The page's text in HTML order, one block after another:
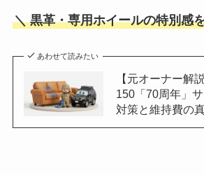
＼ 黒革・専用ホイールの特別感
あわせて読みたい
【元オーナー解
150「70周年」
対策と維持費の